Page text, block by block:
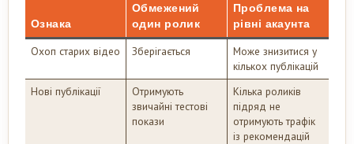
Ознака
Обмежений
один ролик
Проблема на
рівні акаунта
Охоп старих відео Зберігається
Може знизитися у
кількох публікацій
Нові публікації
Отримують
звичайні тестові
покази
Кілька роликів
підряд не
отримують трафік
із рекомендацій